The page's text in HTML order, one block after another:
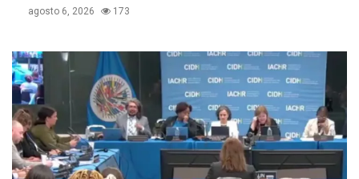
agosto 6, 2026 173